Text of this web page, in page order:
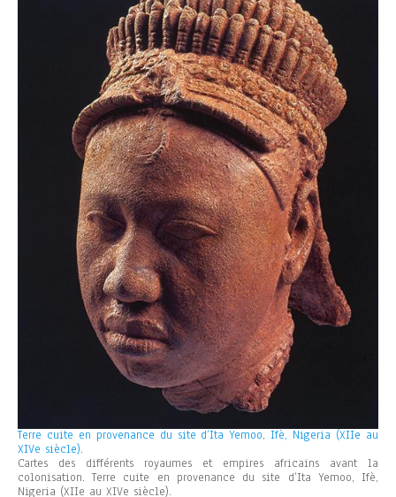
Terre cuite en provenance du site d’Ita Yemoo, Ifè, Nigeria (XIIe au
XIVe siècle).
Cartes des différents royaumes et empires africains avant la
colonisation. Terre cuite en provenance du site d’Ita Yemoo, Ifè,
Nigeria (XIIe au XIVe siècle).